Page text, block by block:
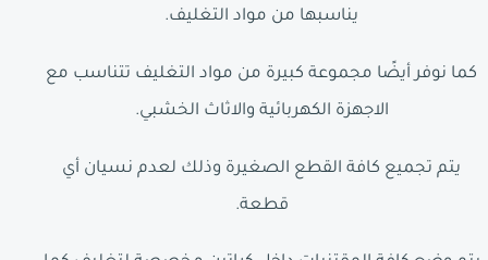
يناسبها من مواد التغليف.
كما نوفر أيضًا مجموعة كبيرة من مواد التغليف تتناسب مع
الاجهزة الكهربائية والاثاث الخشبي.
يتم تجميع كافة القطع الصغيرة وذلك لعدم نسيان أي
قطعة.